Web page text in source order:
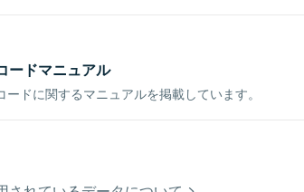
ードマニュアル
ドに関するマニュアルを掲載しています。